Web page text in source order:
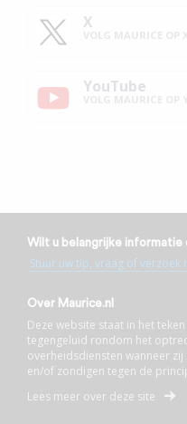
X
YouTube
Wilt u belangrijke informatie
Stuur uw tip, vraag of verzoek
Over Maurice.nl
Deze website staat in het
tegengeluid rondom het
overheidsdiensten wanneer
en/of zondigen tegen de
Lees meer over deze site